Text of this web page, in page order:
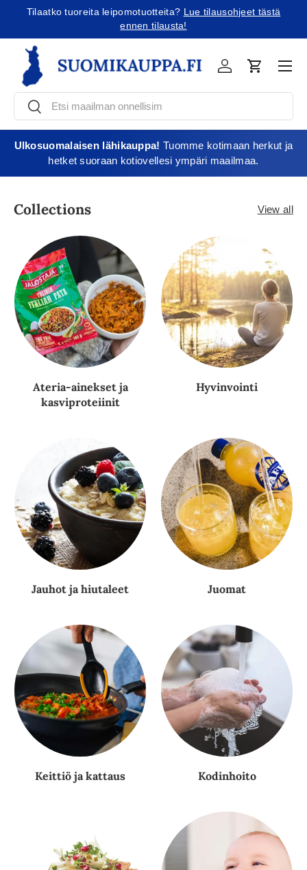
Tilaatko tuoreita leipomotuotteita? Lue tilausohjeet tästä
ennen tilausta!
EtsiEtsi
KirjauduOstoskori
Ulkosuomalaisen lähikauppa! Tuomme kotimaan herkut ja
hetket suoraan kotiovellesi ympäri maailmaa.
Collections View all
Ateria-ainekset ja
kasviproteiinit
Hyvinvointi
Jauhot ja hiutaleet Juomat
Keittiö ja kattaus Kodinhoito